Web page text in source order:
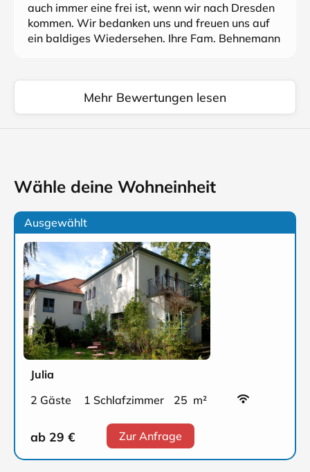
auch immer eine frei ist, wenn wir nach Dresden
kommen. Wir bedanken uns und freuen uns auf
ein baldiges Wiedersehen. Ihre Fam. Behnemann
Mehr Bewertungen lesen
Wähle deine Wohneinheit
Ausgewählt
Julia
2 Gäste
1 Schlafzimmer 25 m²
ab 29 € Zur Anfrage